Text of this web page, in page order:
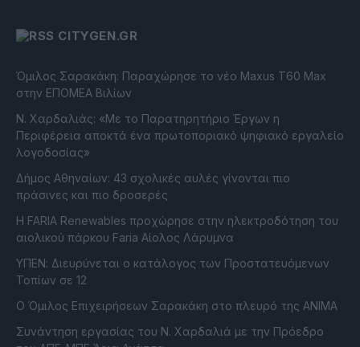
CITYGEN.GR
Όμιλος Σαρακάκη: Παραχώρησε το νέο Maxus T60 Max
στην ΕΠΟΜΕΑ Βιλίων
Ν. Χαρδαλιάς: «Με το Παρατηρητήριο Έργων η
Περιφέρεια αποκτά ένα πρωτοποριακό ψηφιακό εργαλείο
λογοδοσίας»
Δήμος Αθηναίων: 43 σχολικές αυλές γίνονται πιο
πράσινες και πιο δροσερές
Η FARIA Renewables προχώρησε στην ηλεκτροδότηση του
αιολικού πάρκου Faria Αίολος Λάρυμνα
ΥΠΕΝ: Διευρύνεται ο κατάλογος των Προστατευόμενων
Τοπίων σε 12
O Όμιλος Επιχειρήσεων Σαρακάκη στο πλευρό της ΑΝΙΜΑ
Συνάντηση εργασίας του Ν. Χαρδαλιά με την Πρόεδρο